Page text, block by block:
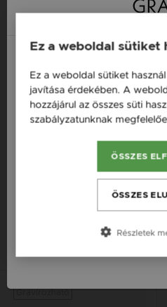
GRAV NOLITA 925 EZÜST
Gravírozható
Österreich /
România /
Česká
Slovensko /
Slovenija / SI
Ez a weboldal sütiket
Ez a weboldal sütiket
javítása érdekében. A
hozzájárul az összes süti
szabályzatunknak
ÖSSZES
ÖSSZES
Részletek